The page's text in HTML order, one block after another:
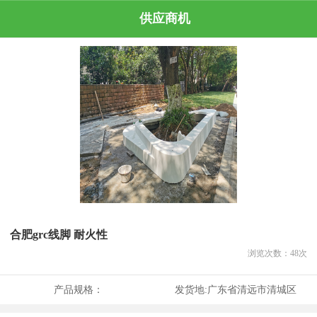
供应商机
合肥grc线脚 耐火性
浏览次数： 48次
产品规格： 发货地:广东省清远市清城区